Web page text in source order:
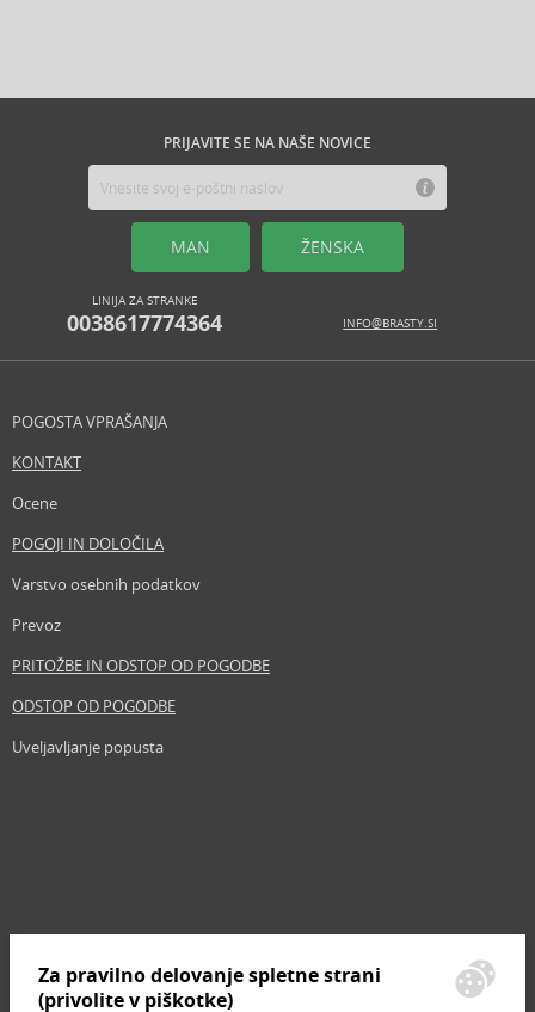
PRIJAVITE SE NA NAŠE NOVICE
MAN ŽENSKA
LINIJA ZA STRANKE
0038617774364 INFO@BRASTY.SI
POGOSTA VPRAŠANJA
KONTAKT
Ocene
POGOJI IN DOLOČILA
Varstvo osebnih podatkov
Prevoz
PRITOŽBE IN ODSTOP OD POGODBE
ODSTOP OD POGODBE
Uveljavljanje popusta
Znamke, ki se prodajajo
Za pravilno delovanje spletne strani
(privolite v piškotke)